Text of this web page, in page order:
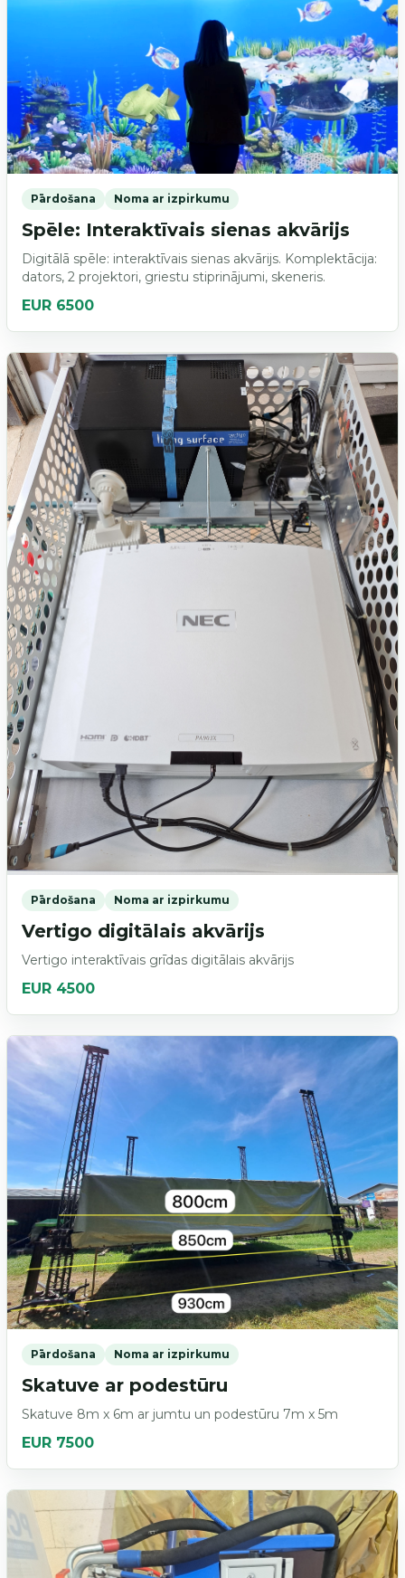
Pārdošana Noma ar izpirkumu
Spēle: Interaktīvais sienas akvārijs
Digitālā spēle: interaktīvais sienas akvārijs. Komplektācija:
dators, 2 projektori, griestu stiprinājumi, skeneris.
EUR 6500
Pārdošana Noma ar izpirkumu
Vertigo digitālais akvārijs
Vertigo interaktīvais grīdas digitālais akvārijs
EUR 4500
Pārdošana Noma ar izpirkumu
Skatuve ar podestūru
Skatuve 8m x 6m ar jumtu un podestūru 7m x 5m
EUR 7500